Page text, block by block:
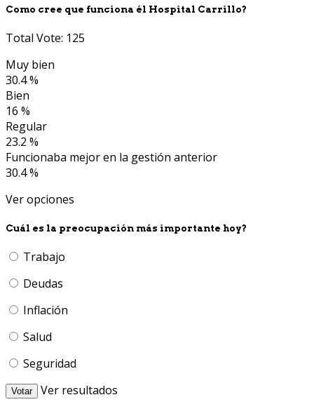
Como cree que funciona él Hospital Carrillo?
Total Vote: 125
Muy bien
30.4 %
Bien
16 %
Regular
23.2 %
Funcionaba mejor en la gestión anterior
30.4 %
Ver opciones
Cuál es la preocupación más importante hoy?
Trabajo
Deudas
Inflación
Salud
Seguridad
Votar
Ver resultados